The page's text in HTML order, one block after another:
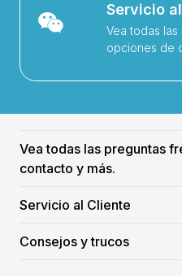
Servicio
Vea todas
opciones de
Vea todas las preguntas
contacto y más.
Servicio al Cliente
Consejos y trucos